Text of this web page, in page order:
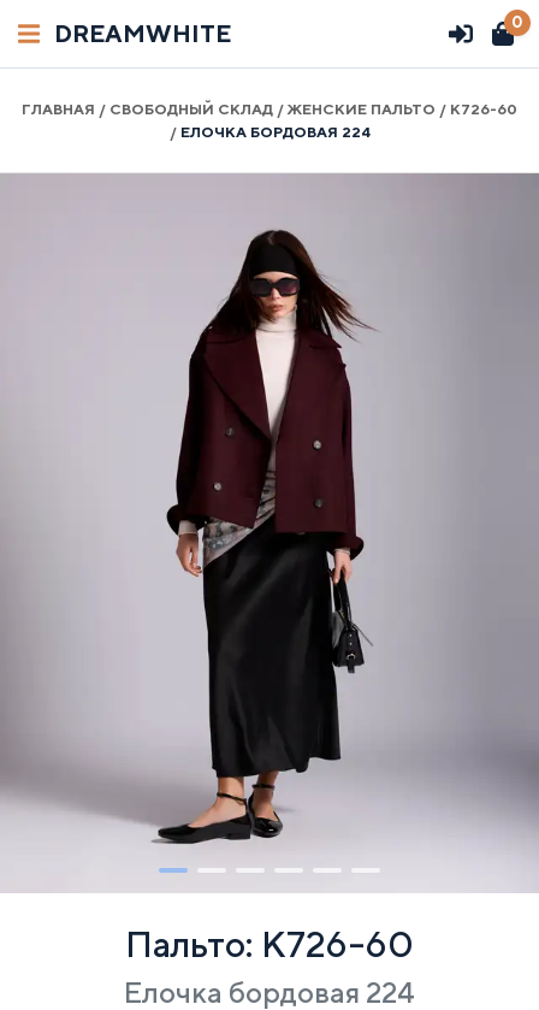
DREAMWHITE 0
ГЛАВНАЯ
КОНТАКТЫ
СОТРУДНИЧАТЬ
Вход
+7 (958) 540-86-89
ГЛАВНАЯ / СВОБОДНЫЙ СКЛАД / ЖЕНСКИЕ ПАЛЬТО / К726-60
/ ЕЛОЧКА БОРДОВАЯ 224
Пальто: К726-60
Елочка бордовая 224